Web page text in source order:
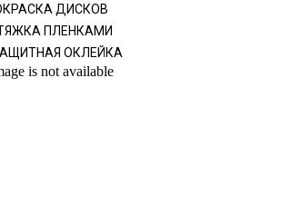
ДИСКОВ
ПЛЕНКАМИ
ОКЛЕЙКА